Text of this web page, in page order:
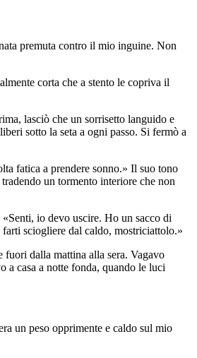
premuta contro il mio inguine. Non
corta che a stento le copriva il
lasciò che un sorrisetto languido e
sotto la seta a ogni passo. Si fermò a
fatica a prendere sonno.» Il suo tono
un tormento interiore che non
io devo uscire. Ho un sacco di
sciogliere dal caldo, mostriciattolo.»
dalla mattina alla sera. Vagavo
a casa a notte fonda, quando le luci
un peso opprimente e caldo sul mio